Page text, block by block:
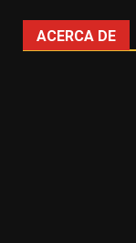
ACERCA DE